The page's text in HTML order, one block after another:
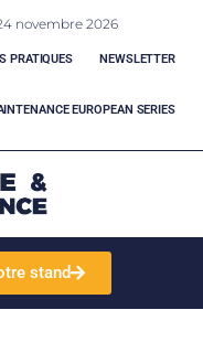
novembre 2026
PRATIQUES NEWSLETTER
EUROPEAN SERIES
stand